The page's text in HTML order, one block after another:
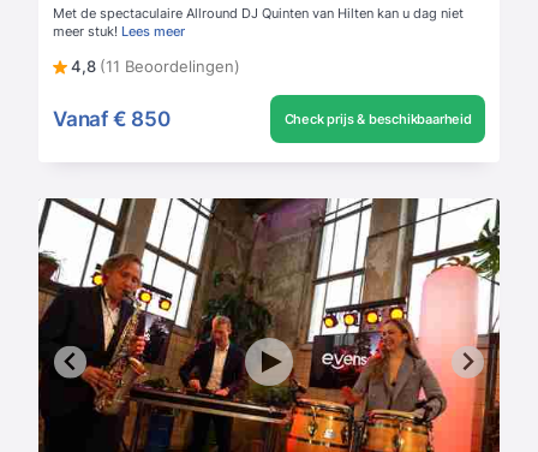
Met de spectaculaire Allround DJ Quinten van Hilten kan u dag niet
meer stuk! Lees meer
4,8 (11 Beoordelingen)
Vanaf € 850 Check prijs & beschikbaarheid